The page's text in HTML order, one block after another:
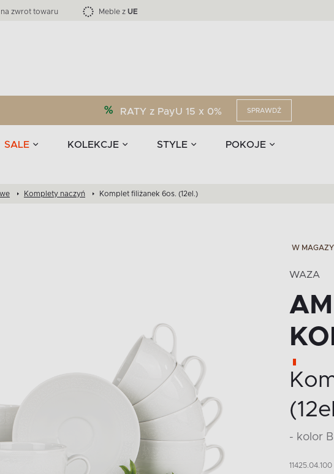
na zwrot towaru Meble z UE
RATY z PayU 15 x 0% SPRAWDŹ
SALE KOLEKCJE STYLE POKOJE
stołowe i akcesoria
% Kolekcja mebli LOFTY -45 %
EPIRI Liczba produktów:
TEENS Liczba produktów:
stołowe
Komplety naczyń Komplet filiżanek 6os. (12el.)
W
WAZA
- kolor
11425.04.100